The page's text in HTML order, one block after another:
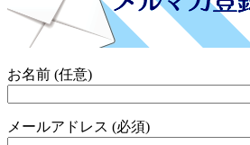
お名前 (任意)
メールアドレス (必須)